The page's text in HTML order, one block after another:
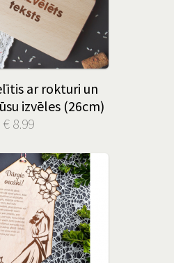
ar rokturi un
izvēles (26cm)
€ 8.99